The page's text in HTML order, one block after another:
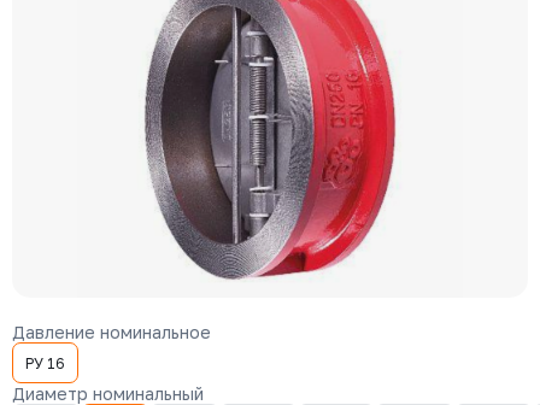
+7 (495) 215-24-81
Заказать звонок
zakaz325@ks-rus.com
Email для связи
Одинцово, Внуковская 9, пав. 31
Пункт выдачи заказов
Давление номинальное
РУ 16
Диаметр номинальный